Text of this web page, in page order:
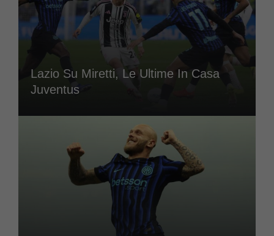
Lazio Su Miretti, Le Ultime In Casa
Juventus